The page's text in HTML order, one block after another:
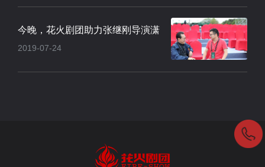
今晚，花火剧团助力张继刚导演潇
河莲花湾·..
2019-07-24